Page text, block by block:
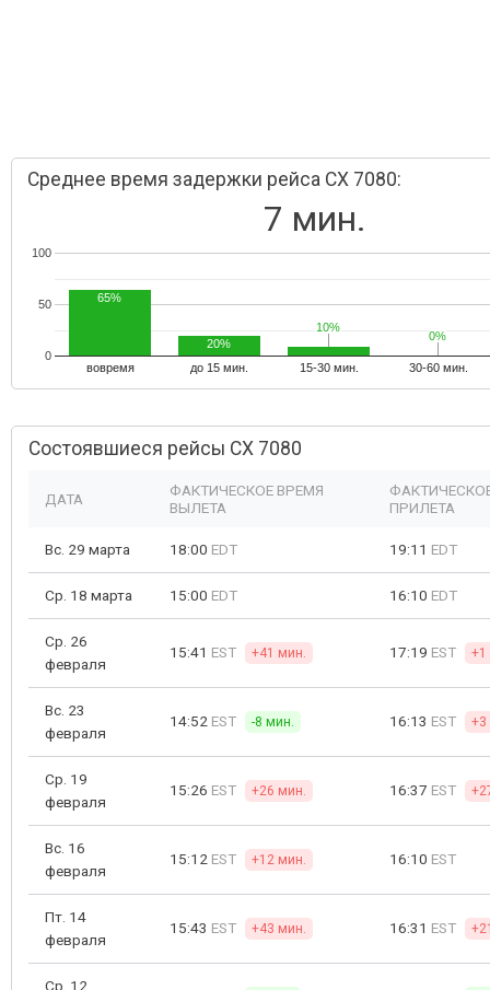
Среднее время задержки рейса CX 7080:
7 мин.
вовремя до 15 мин. 15-30 мин. 30-60 мин.
0
50
100
65%
20%
10%
10%
0%
0%
Состоявшиеся рейсы CX 7080
ДАТА
ФАКТИЧЕСКОЕ ВРЕМЯ
ВЫЛЕТА
ПРИЛЕТА
Вс. 29 марта 18:00 EDT 19:11 EDT
Ср. 18 марта 15:00 EDT 16:10 EDT
Ср. 26
февраля
15:41 EST +41 мин. 17:19 EST +1
Вс. 23
февраля
14:52 EST -8 мин. 16:13 EST +3
Ср. 19
февраля
15:26 EST +26 мин. 16:37 EST
Вс. 16
февраля
15:12 EST +12 мин. 16:10 EST
Пт. 14
февраля
15:43 EST +43 мин. 16:31 EST
Ср. 12